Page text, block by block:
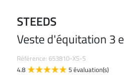
STEEDS
Veste d'équitation 3
Référence: 653810-XS-S
4.8
5 évaluation(s)